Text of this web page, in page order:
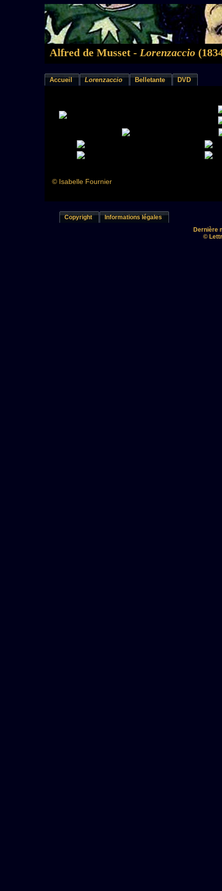
Alfred de Musset - Lorenzaccio
Accueil Lorenzaccio Belletante DVD
© Isabelle Fournier
Copyright
Informations légales
Dernière
©